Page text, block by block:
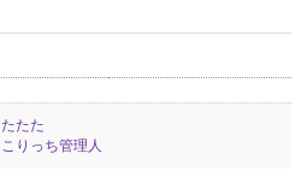
たたた
こりっち管理人